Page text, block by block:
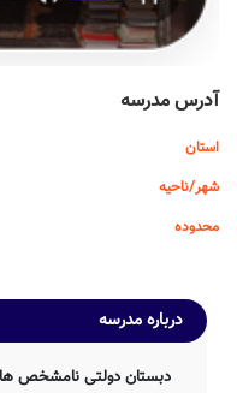
آدرس مدرسه
استان
شهر/ناحیه
محدوده
درباره مدرسه
دبستان دولتی نامشخص